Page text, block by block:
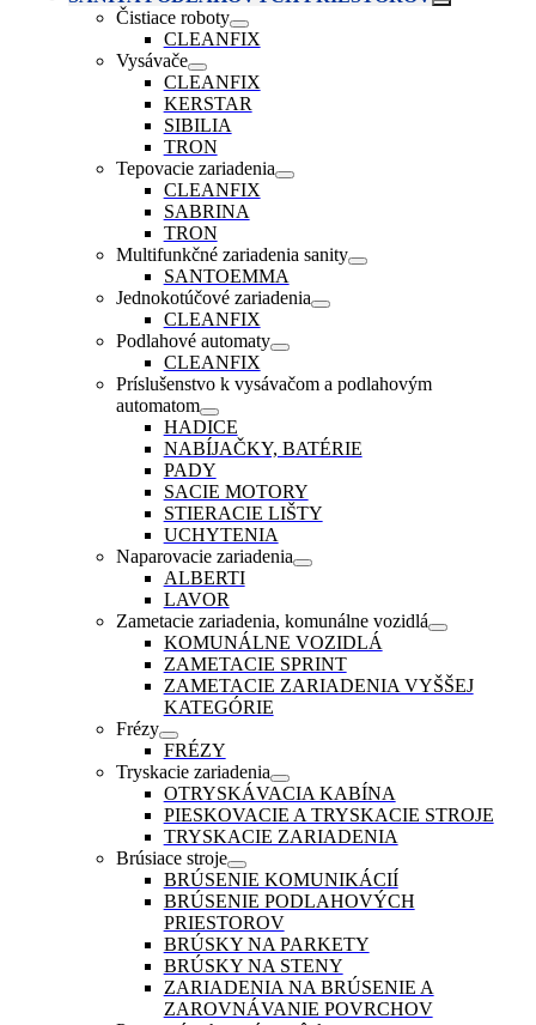
Čistiace roboty
CLEANFIX
Vysávače
CLEANFIX
KERSTAR
SIBILIA
TRON
Tepovacie zariadenia
CLEANFIX
SABRINA
TRON
Multifunkčné zariadenia sanity
SANTOEMMA
Jednokotúčové zariadenia
CLEANFIX
Podlahové automaty
CLEANFIX
Príslušenstvo k vysávačom a podlahovým
automatom
HADICE
NABÍJAČKY, BATÉRIE
PADY
SACIE MOTORY
STIERACIE LIŠTY
UCHYTENIA
Naparovacie zariadenia
ALBERTI
LAVOR
Zametacie zariadenia, komunálne vozidlá
KOMUNÁLNE VOZIDLÁ
ZAMETACIE SPRINT
ZAMETACIE ZARIADENIA VYŠŠEJ
KATEGÓRIE
Frézy
FRÉZY
Tryskacie zariadenia
OTRYSKÁVACIA KABÍNA
PIESKOVACIE A TRYSKACIE STROJE
TRYSKACIE ZARIADENIA
Brúsiace stroje
BRÚSENIE KOMUNIKÁCIÍ
BRÚSENIE PODLAHOVÝCH
PRIESTOROV
BRÚSKY NA PARKETY
BRÚSKY NA STENY
ZARIADENIA NA BRÚSENIE A
ZAROVNÁVANIE POVRCHOV